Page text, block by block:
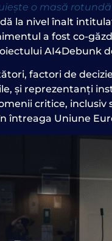
o masă
la nivel înalt
a fost co-
AI4Debunk
factori de
și reprezentanți
critice,
întreaga Uniune